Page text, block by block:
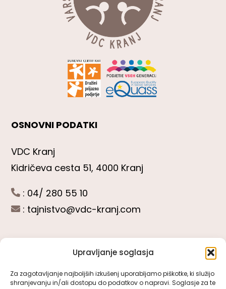
Upravljanje soglasja
Za zagotavljanje najboljših izkušenj uporabljamo piškotke, ki služijo
shranjevanju in/ali dostopu do podatkov o napravi. Soglasje za te
OSNOVNI PODATKI
VDC Kranj
Kidričeva cesta 51, 4000 Kranj
: 04/ 280 55 10
: tajnistvo@vdc-kranj.com